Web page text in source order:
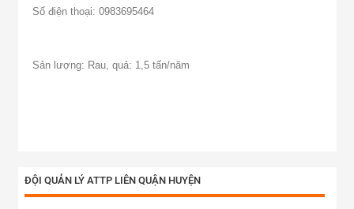
Số điện thoại: 0983695464
Sản lượng: Rau, quả: 1,5 tấn/năm
ĐỘI QUẢN LÝ ATTP LIÊN QUẬN HUYỆN